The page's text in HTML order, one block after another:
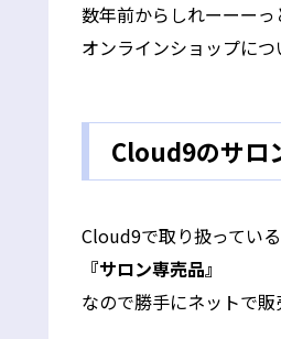
数年前からしれーーーっ
オンラインショップにつ
Cloud9のサロ
Cloud9で取り扱ってい
『サロン専売品』
なので勝手にネットで販